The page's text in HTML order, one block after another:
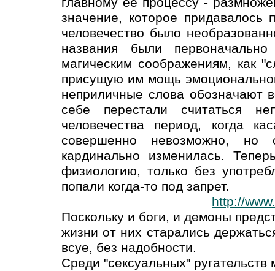
значение, которое придавалось
человечество было
названия были
магическим соображениям, как
присущую им мощь
неприличные слова обозначают
себе перестали считаться
человечества период, когда
совершенно невозможно, но
кардинально изменилась.
физиологию, только без
попали когда-то под запрет.
http://
Поскольку и боги, и демоны
жизни от них старались
всуе, без надобности.
Среди "сексуальных"